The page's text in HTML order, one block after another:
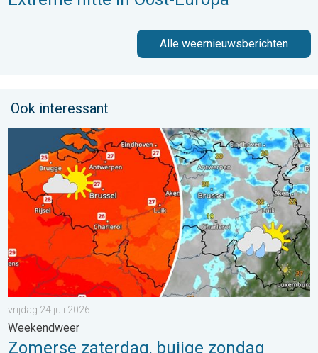
Alle weernieuwsberichten
Ook interessant
Zomerse zaterdag, buiige zondag. Weekendweer. . . vrijdag
vrijdag 24 juli 2026
Weekendweer
Zomerse zaterdag, buiige zondag